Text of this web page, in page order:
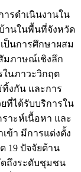
รดำเนินงานใน
านในพื้นที่จังหวัด
ป็นการศึกษาผสม
มภาษณ์เชิงลึก
ในภาวะวิกฤต
งกัน และการ
ที่ได้รับบริการใน
าะห์เนื้อหา และ
ข้า มีการแต่งตั้ง
19 ปัจจัยด้าน
ดถึงระดับชุมชน